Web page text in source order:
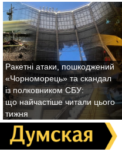
Ракетні атаки, пошкоджений
«Чорноморець» та скандал
із полковником СБУ:
що найчастіше читали цього
тижня